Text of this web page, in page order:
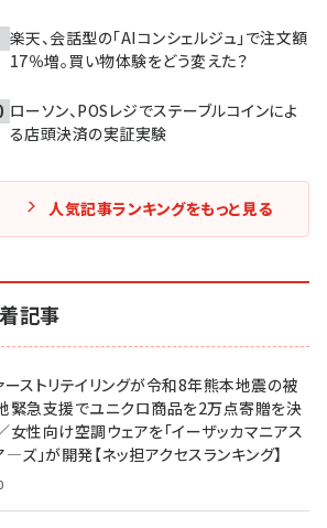
楽天、会話型の「AIコンシェルジュ」で注文額
17％増。買い物体験をどう変えた？
ローソン、POSレジでステーブルコインによ
る店頭決済の実証実験
人気記事ランキングをもっと見る
記事
ーストリテイリングが令和8年熊本地震の被
緊急支援でユニクロ商品を2万点寄贈を決
女性向け空調ウェアを「イーザッカマニアス
―ズ」が開発【ネッ担アクセスランキング】